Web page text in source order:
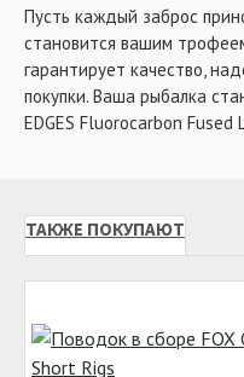
Пусть каждый заброс
становится вашим
гарантирует качество,
покупки. Ваша рыбалка
EDGES Fluorocarbon Fused
ТАКЖЕ ПОКУПАЮТ